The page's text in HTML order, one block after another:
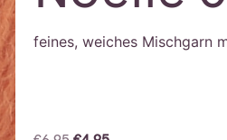
feines, weiches Mischgarn